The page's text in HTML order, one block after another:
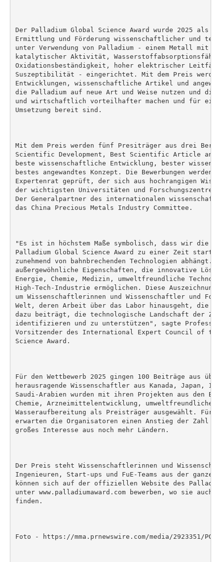
Der Palladium Global Science Award wurde 2025 als
Ermittlung und Förderung wissenschaftlicher und
unter Verwendung von Palladium - einem Metall mit
katalytischer Aktivität,
Oxidationsbeständigkeit, hoher elektrischer
Suszeptibilität - eingerichtet. Mit dem Preis werden
Entwicklungen, wissenschaftliche Artikel und
die Palladium auf neue Art und Weise nutzen und
und wirtschaftlich vorteilhafter machen und für eine
Umsetzung bereit sind.
Mit dem Preis werden fünf Presiträger aus drei
Scientific Development, Best Scientific Article and
beste wissenschaftliche Entwicklung, bester
bestes angewandtes Konzept. Die Bewerbungen
Expertenrat geprüft, der sich aus hochrangigen
der wichtigsten Universitäten und Forschungszentren
Der Generalpartner des internationalen
das China Precious Metals Industry Committee.
"Es ist in höchstem Maße symbolisch, dass wir die
Palladium Global Science Award zu einer Zeit
zunehmend von bahnbrechenden Technologien
außergewöhnliche Eigenschaften, die innovative
Energie, Chemie, Medizin, umweltfreundliche
High-Tech-Industrie ermöglichen. Diese
um Wissenschaftlerinnen und Wissenschaftler und
Welt, deren Arbeit über das Labor hinausgeht, die
dazu beiträgt, die technologische Landschaft der
identifizieren und zu unterstützen", sagte
Vorsitzender des International Expert Council of the
Science Award.
Für den Wettbewerb 2025 gingen 100 Beiträge aus
herausragende Wissenschaftler aus Kanada, Japan,
Saudi-Arabien wurden mit ihren Projekten aus den
Chemie, Arzneimittelentwicklung, umweltfreundliche
Wasseraufbereitung als Preisträger ausgewählt. Für
erwarten die Organisatoren einen Anstieg der Zahl
großes Interesse aus noch mehr Ländern.
Der Preis steht Wissenschaftlerinnen und
Ingenieuren, Start-ups und FuE-Teams aus der
können sich auf der offiziellen Website des
unter www.palladiumaward.com bewerben, wo sie
finden.
Foto - https://mma.prnewswire.com/media/2923351/